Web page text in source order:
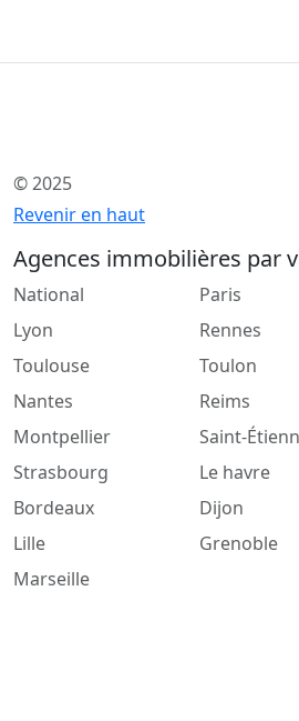
© 2025
Revenir en haut
Agences immobilières par
National
Lyon
Toulouse
Nantes
Montpellier
Strasbourg
Bordeaux
Lille
Marseille
Paris
Rennes
Toulon
Reims
Saint-
Le havre
Dijon
Grenoble